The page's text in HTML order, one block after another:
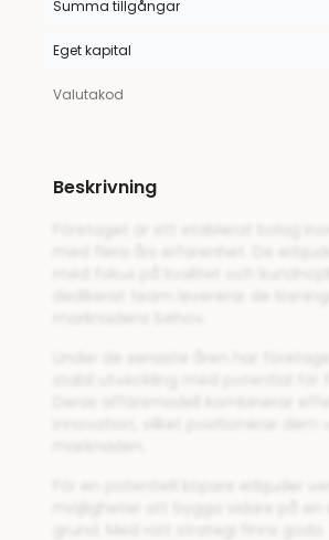
Summa tillgångar
Eget kapital
Valutakod
Beskrivning